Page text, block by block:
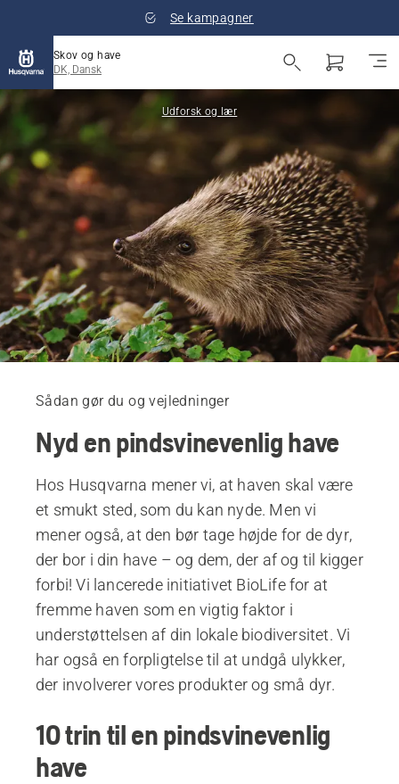
Se kampagner
Skov og have
DK, Dansk
Udforsk og lær
Sådan gør du og vejledninger
Nyd en pindsvinevenlig have
Hos Husqvarna mener vi, at haven skal være
et smukt sted, som du kan nyde. Men vi
mener også, at den bør tage højde for de dyr,
der bor i din have – og dem, der af og til kigger
forbi! Vi lancerede initiativet BioLife for at
fremme haven som en vigtig faktor i
understøttelsen af din lokale biodiversitet. Vi
har også en forpligtelse til at undgå ulykker,
der involverer vores produkter og små dyr.
10 trin til en pindsvinevenlig
have